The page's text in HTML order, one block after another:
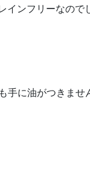
ンフリーなので
に油がつきま